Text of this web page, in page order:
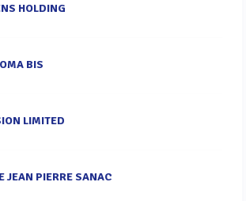
HOLDING
BIS
LIMITED
JEAN PIERRE SANAC